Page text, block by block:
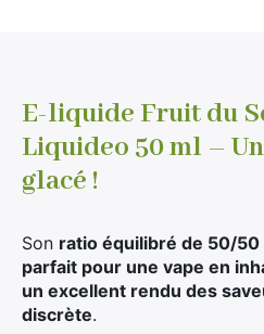
E-liquide Fruit du
Liquideo 50 ml –
glacé !
Son ratio équilibré de 50/50
parfait pour une vape en
un excellent rendu des
discrète.